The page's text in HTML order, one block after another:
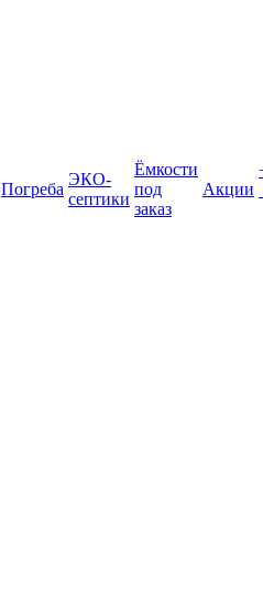
Погреба
ЭКО-
септики
Ёмкости
под
заказ
Акции